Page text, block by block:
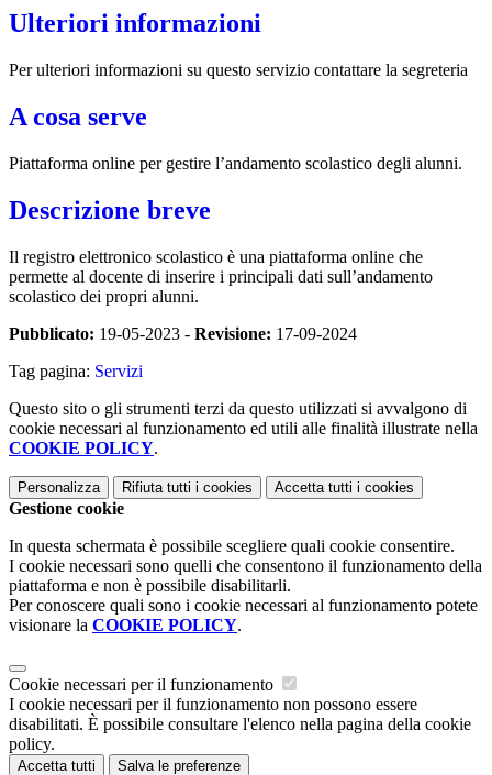
Ulteriori informazioni
Per ulteriori informazioni su questo servizio contattare la segreteria
A cosa serve
Piattaforma online per gestire l’andamento scolastico degli alunni.
Descrizione breve
Il registro elettronico scolastico è una piattaforma online che
permette al docente di inserire i principali dati sull’andamento
scolastico dei propri alunni.
Pubblicato: 19-05-2023 - Revisione: 17-09-2024
Tag pagina: Servizi
Questo sito o gli strumenti terzi da questo utilizzati si avvalgono di
cookie necessari al funzionamento ed utili alle finalità illustrate nella
COOKIE POLICY.
Personalizza Rifiuta tutti i cookies Accetta tutti i cookies
Gestione cookie
In questa schermata è possibile scegliere quali cookie consentire.
I cookie necessari sono quelli che consentono il funzionamento della
piattaforma e non è possibile disabilitarli.
Per conoscere quali sono i cookie necessari al funzionamento potete
visionare la COOKIE POLICY.
Cookie necessari per il funzionamento
I cookie necessari per il funzionamento non possono essere
disabilitati. È possibile consultare l'elenco nella pagina della cookie
policy.
Accetta tutti Salva le preferenze